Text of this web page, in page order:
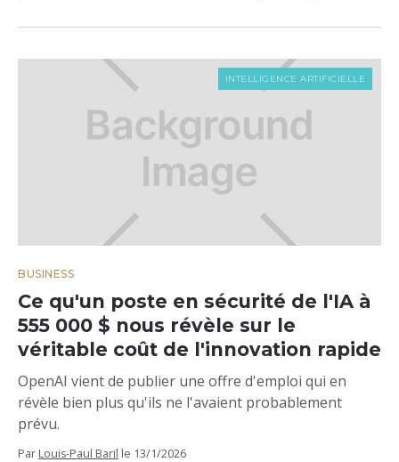
INTELLIGENCE ARTIFICIELLE
BUSINESS
Ce qu'un poste en sécurité de l'IA à
555 000 $ nous révèle sur le
véritable coût de l'innovation rapide
OpenAI vient de publier une offre d'emploi qui en
révèle bien plus qu'ils ne l'avaient probablement
prévu.
Par Louis-Paul Baril le 13/1/2026